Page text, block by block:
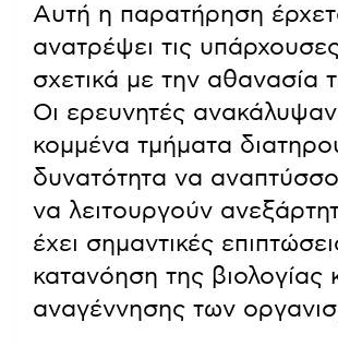
Αυτή η παρατήρηση
ανατρέψει τις
σχετικά με την αθανασία
Οι ερευνητές ανακάλυψαν
κομμένα τμήματα
δυνατότητα να
να λειτουργούν
έχει σημαντικές
κατανόηση της βιολογίας
αναγέννησης των